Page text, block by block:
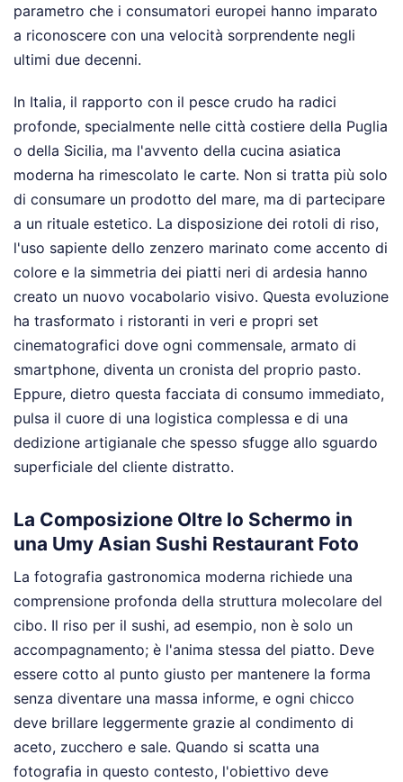
parametro che i consumatori europei hanno imparato
a riconoscere con una velocità sorprendente negli
ultimi due decenni.
In Italia, il rapporto con il pesce crudo ha radici
profonde, specialmente nelle città costiere della Puglia
o della Sicilia, ma l'avvento della cucina asiatica
moderna ha rimescolato le carte. Non si tratta più solo
di consumare un prodotto del mare, ma di partecipare
a un rituale estetico. La disposizione dei rotoli di riso,
l'uso sapiente dello zenzero marinato come accento di
colore e la simmetria dei piatti neri di ardesia hanno
creato un nuovo vocabolario visivo. Questa evoluzione
ha trasformato i ristoranti in veri e propri set
cinematografici dove ogni commensale, armato di
smartphone, diventa un cronista del proprio pasto.
Eppure, dietro questa facciata di consumo immediato,
pulsa il cuore di una logistica complessa e di una
dedizione artigianale che spesso sfugge allo sguardo
superficiale del cliente distratto.
La Composizione Oltre lo Schermo in
una Umy Asian Sushi Restaurant Foto
La fotografia gastronomica moderna richiede una
comprensione profonda della struttura molecolare del
cibo. Il riso per il sushi, ad esempio, non è solo un
accompagnamento; è l'anima stessa del piatto. Deve
essere cotto al punto giusto per mantenere la forma
senza diventare una massa informe, e ogni chicco
deve brillare leggermente grazie al condimento di
aceto, zucchero e sale. Quando si scatta una
fotografia in questo contesto, l'obiettivo deve